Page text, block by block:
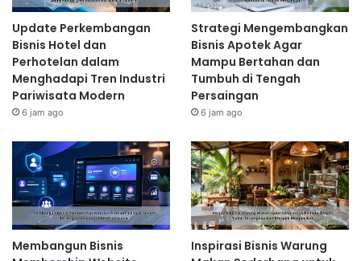
Update Perkembangan
Bisnis Hotel dan
Perhotelan dalam
Menghadapi Tren Industri
Pariwisata Modern
6 jam ago
Strategi Mengembangkan
Bisnis Apotek Agar
Mampu Bertahan dan
Tumbuh di Tengah
Persaingan
6 jam ago
Membangun Bisnis
Inspirasi Bisnis Warung